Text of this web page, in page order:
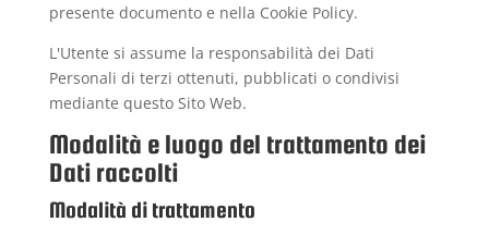
presente documento e nella Cookie Policy.
L'Utente si assume la responsabilità dei Dati
Personali di terzi ottenuti, pubblicati o condivisi
mediante questo Sito Web.
Modalità e luogo del trattamento dei
Dati raccolti
Modalità di trattamento